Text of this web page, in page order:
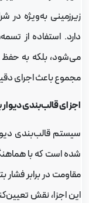
به‌ویژه در
استفاده از
بلکه به حفظ
باعث اجرای
قالب‌بندی دیوار
قالب‌بندی دیوار
است که با
در برابر فشار
اجزا، نقش